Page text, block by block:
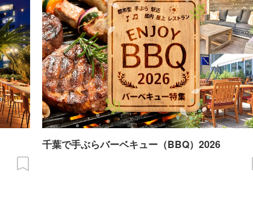
千葉で手ぶらバーベキュー（BBQ）2026